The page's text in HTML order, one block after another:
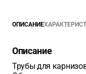
ОПИСАНИЕ
Описание
Трубы для